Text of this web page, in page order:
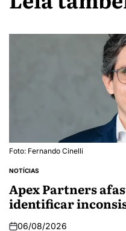
Foto: Fernando Cinelli
NOTÍCIAS
Apex Partners
identificar
06/08/2026